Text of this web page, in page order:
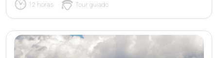
12 horas Tour guiado